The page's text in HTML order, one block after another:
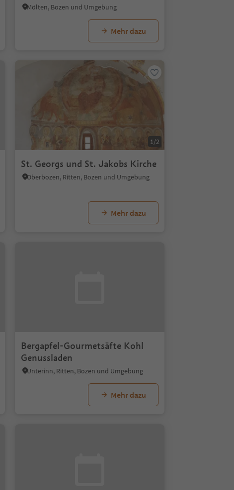
Mölten, Bozen und Umgebung
Mehr dazu
1/2
St. Georgs und St. Jakobs Kirche
Oberbozen, Ritten, Bozen und Umgebung
Mehr dazu
Bergapfel-Gourmetsäfte Kohl
Genussladen
Unterinn, Ritten, Bozen und Umgebung
Mehr dazu